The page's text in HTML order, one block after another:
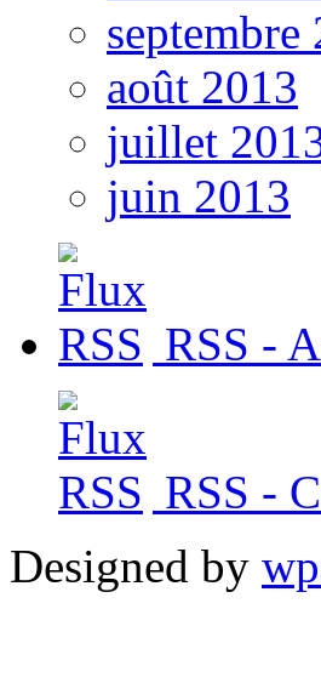
septembre
août 2013
juillet
juin 2013
RSS -
RSS -
Designed by